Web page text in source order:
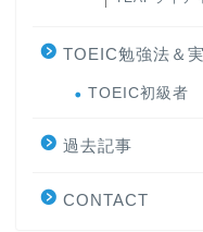
TOEIC勉強法＆
TOEIC初級者
過去記事
CONTACT